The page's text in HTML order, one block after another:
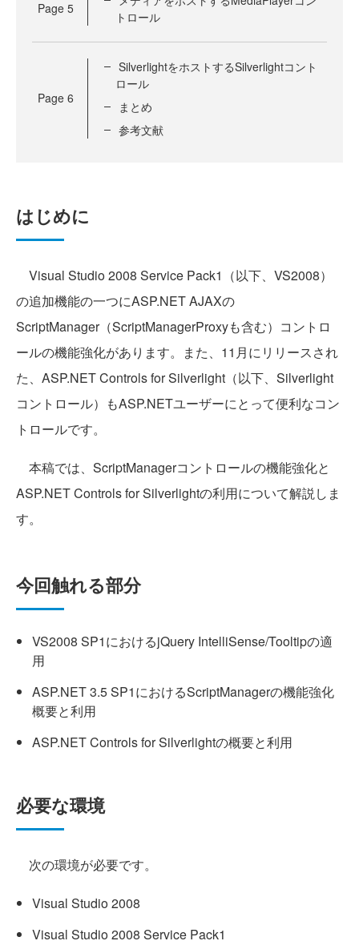
Page 5
トロール
Page 6
SilverlightをホストするSilverlightコント
ロール
まとめ
参考文献
はじめに
Visual Studio 2008 Service Pack1（以下、VS2008）
の追加機能の一つにASP.NET AJAXの
ScriptManager（ScriptManagerProxyも含む）コントロ
ールの機能強化があります。また、11月にリリースされ
た、ASP.NET Controls for Silverlight（以下、Silverlight
コントロール）もASP.NETユーザーにとって便利なコン
トロールです。
本稿では、ScriptManagerコントロールの機能強化と
ASP.NET Controls for Silverlightの利用について解説しま
す。
今回触れる部分
VS2008 SP1におけるjQuery IntelliSense/Tooltipの適
用
ASP.NET 3.5 SP1におけるScriptManagerの機能強化
概要と利用
ASP.NET Controls for Silverlightの概要と利用
必要な環境
次の環境が必要です。
Visual Studio 2008
Visual Studio 2008 Service Pack1